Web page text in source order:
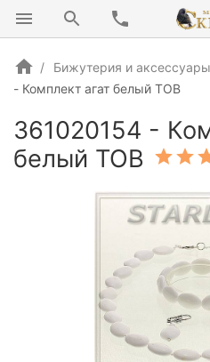
Бижутерия и аксессуары
- Комплект агат белый ТОВ
361020154 -
белый ТОВ